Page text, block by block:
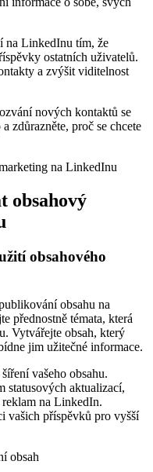
na LinkedInu tím, že
ostatních uživatelů.
a zvýšit viditelnost
nových kontaktů se
zdůrazněte, proč se chcete
obsahový
obsahového
obsahu na
přednostně témata, která
Vytvářejte obsah, který
jim užitečné informace.
vašeho obsahu.
statusových aktualizací,
na LinkedIn.
vašich příspěvků pro vyšší
obsah